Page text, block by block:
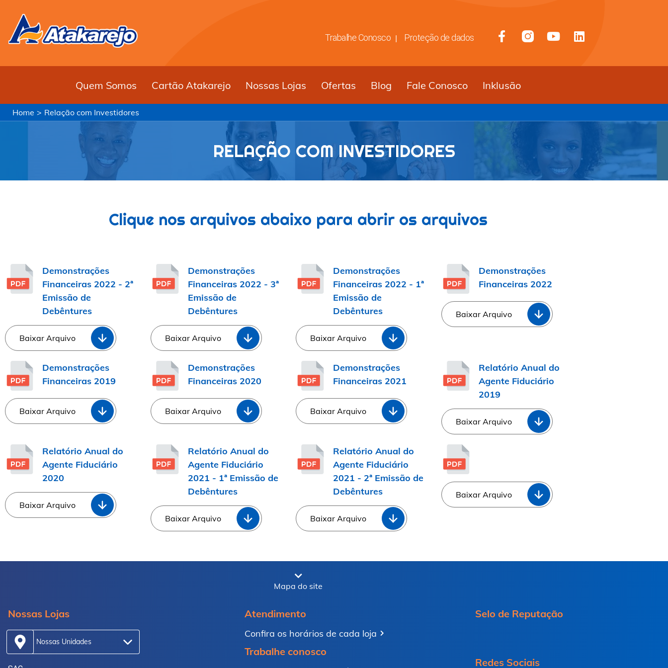
Trabalhe Conosco Proteção de dados
Quem Somos Cartão Atakarejo Nossas Lojas Ofertas Blog Fale Conosco Inklusão
Home > Relação com Investidores
RELAÇÃO COM INVESTIDORES
Clique nos arquivos abaixo para abrir os arquivos
Demonstrações
Financeiras 2022 - 2ª
Emissão de
Debêntures
Baixar Arquivo
Demonstrações
Financeiras 2022 - 3ª
Emissão de
Debêntures
Baixar Arquivo
Demonstrações
Financeiras 2022 - 1ª
Emissão de
Debêntures
Baixar Arquivo
Demonstrações
Financeiras 2022
Baixar Arquivo
Demonstrações
Financeiras 2019
Baixar Arquivo
Demonstrações
Financeiras 2020
Baixar Arquivo
Demonstrações
Financeiras 2021
Baixar Arquivo
Relatório Anual do
Agente Fiduciário
2019
Baixar Arquivo
Relatório Anual do
Agente Fiduciário
2020
Baixar Arquivo
Relatório Anual do
Agente Fiduciário
2021 - 1ª Emissão de
Debêntures
Baixar Arquivo
Relatório Anual do
Agente Fiduciário
2021 - 2ª Emissão de
Debêntures
Baixar Arquivo
Baixar Arquivo
Mapa do site
Nossas Lojas
Nossas Unidades
Atendimento
Confira os horários de cada loja
Trabalhe conosco
Selo de Reputação
Redes Sociais